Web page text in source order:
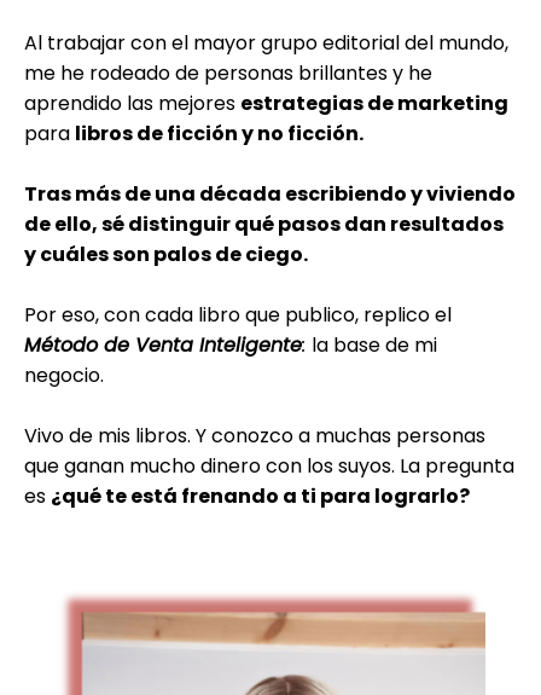
Al trabajar con el mayor grupo editorial del mundo,
me he rodeado de personas brillantes y he
aprendido las mejores estrategias de marketing
para libros de ficción y no ficción.
Tras más de una década escribiendo y viviendo
de ello, sé distinguir qué pasos dan resultados
y cuáles son palos de ciego.
Por eso, con cada libro que publico, replico el
Método de Venta Inteligente: la base de mi
negocio.
Vivo de mis libros. Y conozco a muchas personas
que ganan mucho dinero con los suyos. La pregunta
es ¿qué te está frenando a ti para lograrlo?